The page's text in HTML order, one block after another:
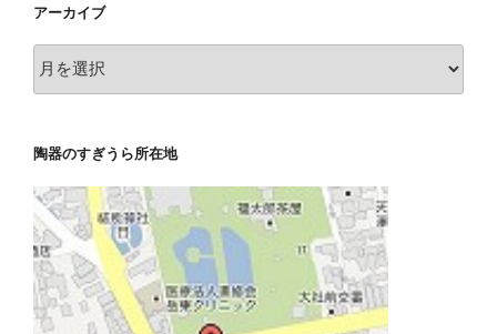
ー
アーカイブ
ー
ブ
陶器のすぎうら所在地